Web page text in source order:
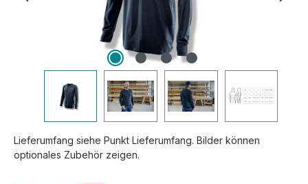
Lieferumfang siehe Punkt Lieferumfang. Bilder können
optionales Zubehör zeigen.